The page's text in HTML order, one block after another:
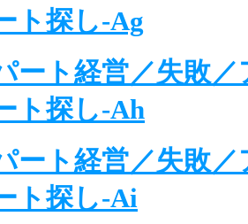
ト探し-Ag
ート経営／失敗／
ト探し-Ah
ート経営／失敗／
ト探し-Ai